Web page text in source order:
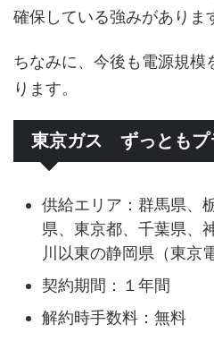
確保している強みがありま
ちなみに、今後も電源規模
ります。
東京ガス ずっともプ
供給エリア：群馬県、
県、東京都、千葉県、
川以東の静岡県（東京
契約期間：１年間
解約時手数料：無料